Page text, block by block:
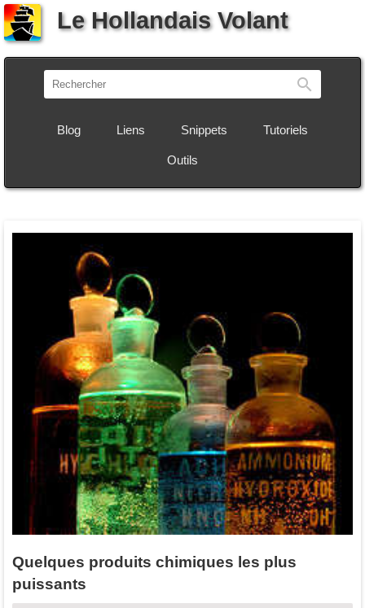
Le Hollandais Volant
Blog Liens Snippets Tutoriels
Outils
Quelques produits chimiques les plus
puissants